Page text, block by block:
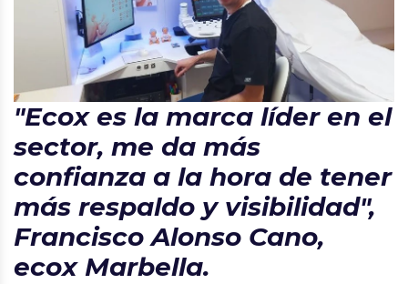
"Ecox es la marca líder en el
sector, me da más
confianza a la hora de tener
más respaldo y visibilidad",
Francisco Alonso Cano,
ecox Marbella.